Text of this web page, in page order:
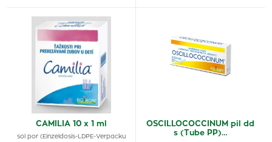
CAMILIA 10 x 1 ml
sol por (Einzeldosis-LDPE-Verpacku
OSCILLOCOCCINUM pil dd
s (Tube PP)…